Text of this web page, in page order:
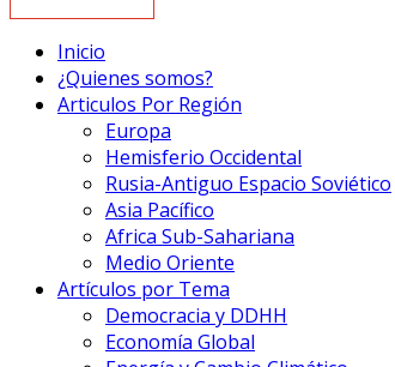
Inicio
¿Quienes somos?
Articulos Por Región
Europa
Hemisferio Occidental
Rusia-Antiguo Espacio Soviético
Asia Pacífico
Africa Sub-Sahariana
Medio Oriente
Artículos por Tema
Democracia y DDHH
Economía Global